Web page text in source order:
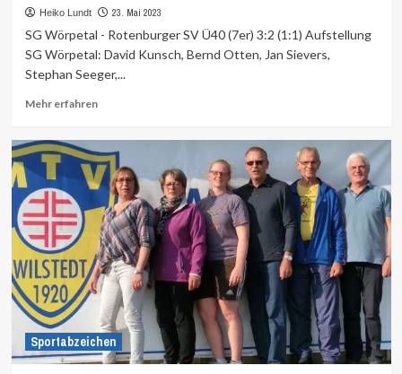
Heiko Lundt 23. Mai 2023
SG Wörpetal - Rotenburger SV Ü40 (7er) 3:2 (1:1) Aufstellung
SG Wörpetal: David Kunsch, Bernd Otten, Jan Sievers,
Stephan Seeger,...
Mehr erfahrenMehr
Sportabzeichen